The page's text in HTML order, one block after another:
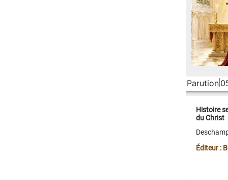
Parution
Histoire
du Christ
Éditeur :